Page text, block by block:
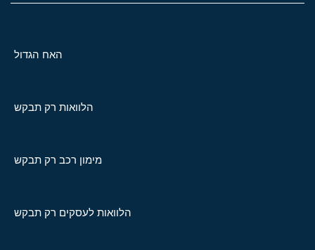
האח הגדול
הלוואות רק תבקש
מימון רכב רק תבקש
הלוואות לעסקים רק תבקש